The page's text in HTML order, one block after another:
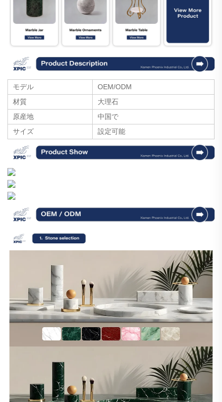
モデル
OEM/ODM
材質
大理石
原産地
中国で
サイズ
設定可能